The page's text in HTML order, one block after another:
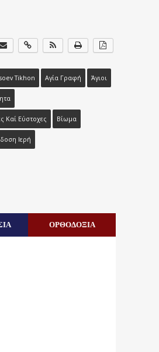
Tikhon Αγία Γραφή Άγιοι
Καί Εύστοχες Βίωμα
Ιερή
ΟΡΘΟΔΟΞΙΑ